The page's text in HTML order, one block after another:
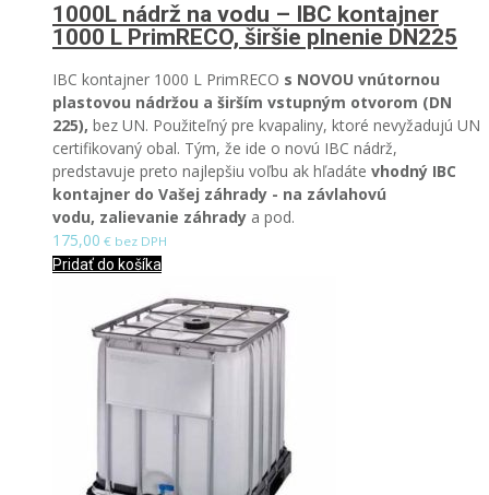
1000L nádrž na vodu – IBC kontajner
1000 L PrimRECO, širšie plnenie DN225
IBC kontajner 1000 L PrimRECO s NOVOU vnútornou
plastovou nádržou a širším vstupným otvorom (DN
225), bez UN. Použiteľný pre kvapaliny, ktoré nevyžadujú UN
certifikovaný obal. Tým, že ide o novú IBC nádrž,
predstavuje preto najlepšiu voľbu ak hľadáte vhodný IBC
kontajner do Vašej záhrady - na závlahovú
vodu, zalievanie záhrady a pod.
175,00 € bez DPH
Pridať do košíka